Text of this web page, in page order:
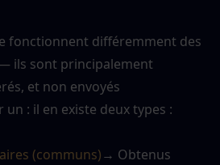
fonctionnent différemment des
ils sont principalement
et non envoyés
: il en existe deux types :
(communs)→ Obtenus